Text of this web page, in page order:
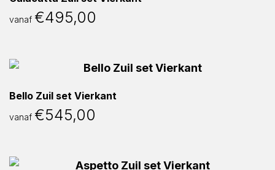
vanaf €495,00
Bello Zuil set Vierkant
vanaf €545,00